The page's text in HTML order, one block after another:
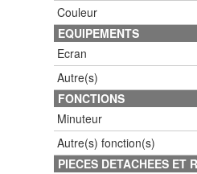
Couleur
EQUIPEMENTS
Ecran
Autre(s)
FONCTIONS
Minuteur
Autre(s) fonction(s)
PIECES DETACHEES ET